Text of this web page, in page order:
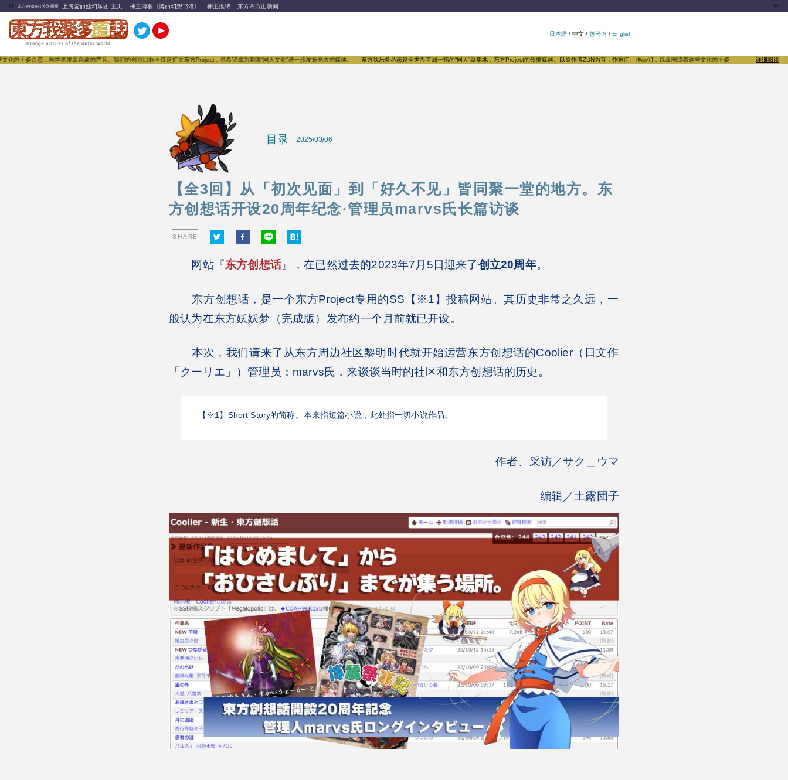
🍺 东方Projext关联网页 上海爱丽丝幻乐团 主页 神主博客《博丽幻想书谱》 神主推特 东方四方山新闻 🍺
日本語/ 中文/ 한국어 / English
态，向世界发出自豪的声音。我们的创刊目标不仅是扩大东方Project，也希望成为刺激“同人文化”进一步发扬光大的媒体。 东方我乐多丛志是全世界首屈一指的“同人”聚集地，东方Project的传播媒体。以原作者ZUN为首，作家们、作品们，以及围绕着这些文化的千姿百态，向世界发出自豪的声音
详细阅读
目录 2025/03/06
【全3回】从「初次见面」到「好久不见」皆同聚一堂的地方。东
方创想话开设20周年纪念·管理员marvs氏长篇访谈
SHARE
网站『东方创想话』，在已然过去的2023年7月5日迎来了创立20周年。
东方创想话，是一个东方Project专用的SS【※1】投稿网站。其历史非常之久远，一
般认为在东方妖妖梦（完成版）发布约一个月前就已开设。
本次，我们请来了从东方周边社区黎明时代就开始运营东方创想话的Coolier（日文作
「クーリエ」）管理员：marvs氏，来谈谈当时的社区和东方创想话的历史。
【※1】Short Story的简称。本来指短篇小说，此处指一切小说作品。
作者、采访／サク＿ウマ
编辑／土露団子